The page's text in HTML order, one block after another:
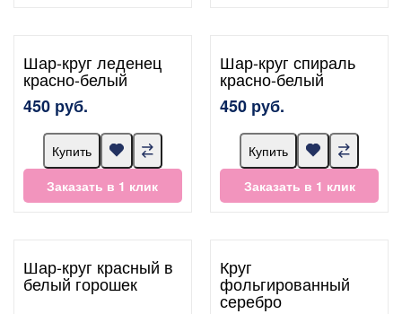
Шар-круг леденец
красно-белый
450 руб.
Купить
Заказать в 1 клик
Шар-круг спираль
красно-белый
450 руб.
Купить
Заказать в 1 клик
Шар-круг красный в
белый горошек
Круг
фольгированный
серебро